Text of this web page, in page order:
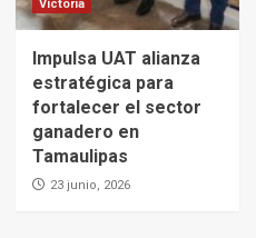
Victoria
Impulsa UAT alianza
estratégica para
fortalecer el sector
ganadero en
Tamaulipas
23 junio, 2026